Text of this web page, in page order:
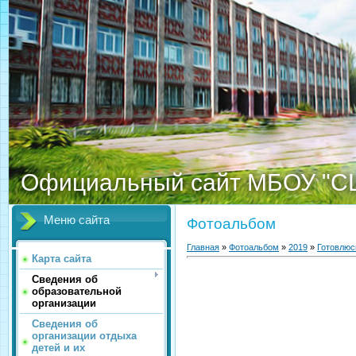
Официальный сайт МБОУ
Меню сайта
Карта сайта
Сведения об
образовательной
организации
Сведения об
организации отдыха
детей и их
Фотоальбом
Главная » Фотоальбом » 2019 »